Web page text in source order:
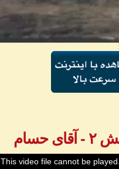
This video file cannot be played.